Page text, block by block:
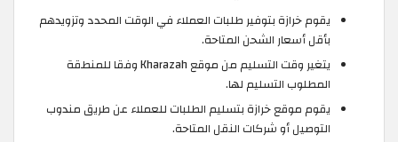
يقوم خرازة بتوفير طلبات العملاء في الوقت المحدد وتزويدهم
بأقل أسعار الشحن المتاحة.
يتغير وقت التسليم من موقع Kharazah وفقا للمنطقة
المطلوب التسليم لها.
يقوم موقع خرازة بتسليم الطلبات للعملاء عن طريق مندوب
التوصيل أو شركات النقل المتاحة.